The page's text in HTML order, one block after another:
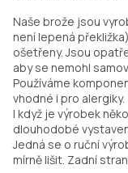
Naše brože jsou
není lepená
ošetřeny. Jsou
aby se nemohl
Používáme
vhodné i pro alergiky.
I když je výrobek
dlouhodobé
Jedná se o ruční
mírně lišit. Zadní